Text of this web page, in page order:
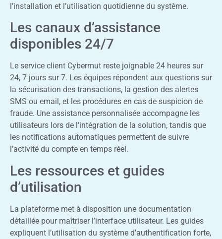
l’installation et l’utilisation quotidienne du système.
Les canaux d’assistance
disponibles 24/7
Le service client Cybermut reste joignable 24 heures sur
24, 7 jours sur 7. Les équipes répondent aux questions sur
la sécurisation des transactions, la gestion des alertes
SMS ou email, et les procédures en cas de suspicion de
fraude. Une assistance personnalisée accompagne les
utilisateurs lors de l’intégration de la solution, tandis que
les notifications automatiques permettent de suivre
l’activité du compte en temps réel.
Les ressources et guides
d’utilisation
La plateforme met à disposition une documentation
détaillée pour maîtriser l’interface utilisateur. Les guides
expliquent l’utilisation du système d’authentification forte,